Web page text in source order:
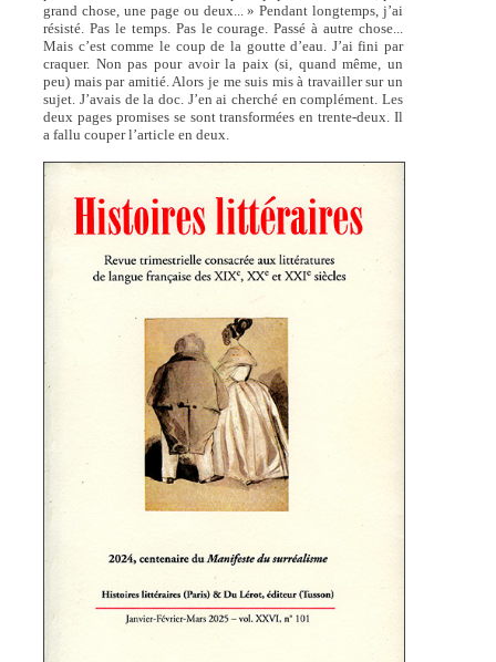
grand chose, une page ou deux... » Pendant longtemps, j’ai
résisté. Pas le temps. Pas le courage. Passé à autre chose...
Mais c’est comme le coup de la goutte d’eau. J’ai fini par
craquer. Non pas pour avoir la paix (si, quand même, un
peu) mais par amitié. Alors je me suis mis à travailler sur un
sujet. J’avais de la doc. J’en ai cherché en complément. Les
deux pages promises se sont transformées en trente-deux. Il
a fallu couper l’article en deux.